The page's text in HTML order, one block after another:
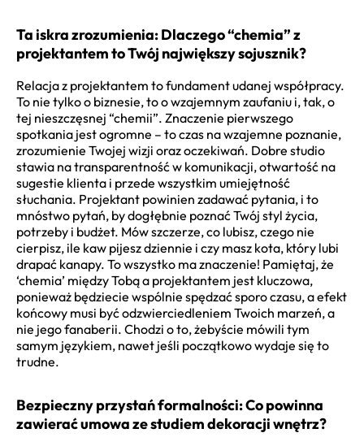
Ta iskra zrozumienia: Dlaczego “chemia” z
projektantem to Twój największy sojusznik?
Relacja z projektantem to fundament udanej współpracy.
To nie tylko o biznesie, to o wzajemnym zaufaniu i, tak, o
tej nieszczęsnej “chemii”. Znaczenie pierwszego
spotkania jest ogromne – to czas na wzajemne poznanie,
zrozumienie Twojej wizji oraz oczekiwań. Dobre studio
stawia na transparentność w komunikacji, otwartość na
sugestie klienta i przede wszystkim umiejętność
słuchania. Projektant powinien zadawać pytania, i to
mnóstwo pytań, by dogłębnie poznać Twój styl życia,
potrzeby i budżet. Mów szczerze, co lubisz, czego nie
cierpisz, ile kaw pijesz dziennie i czy masz kota, który lubi
drapać kanapy. To wszystko ma znaczenie! Pamiętaj, że
‘chemia’ między Tobą a projektantem jest kluczowa,
ponieważ będziecie wspólnie spędzać sporo czasu, a efekt
końcowy musi być odzwierciedleniem Twoich marzeń, a
nie jego fanaberii. Chodzi o to, żebyście mówili tym
samym językiem, nawet jeśli początkowo wydaje się to
trudne.
Bezpieczny przystań formalności: Co powinna
zawierać umowa ze studiem dekoracji wnętrz?